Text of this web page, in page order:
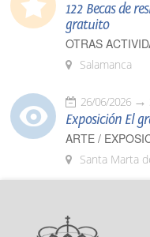
122 Becas de
gratuito
OTRAS
Salamanca
26/06/2026
Exposición El
ARTE /
Santa Marta